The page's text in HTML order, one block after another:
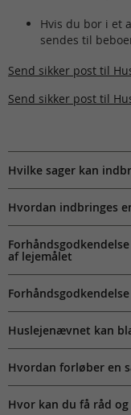
Hvis du bor i et
sendes til
Send sikker post til
Send sikker post til
Hvilke sager kan
Hvordan indbringes
af lejemålet
Huslejenævnet kan
Hvordan forløber en
Hvor kan du få råd